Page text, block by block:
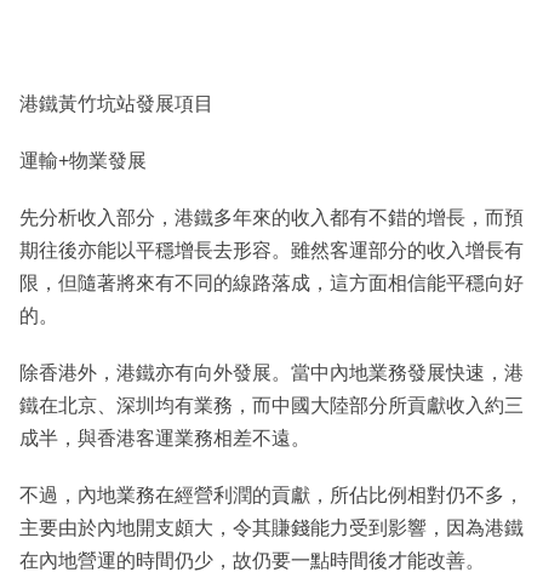
港鐵黃竹坑站發展項目
運輸+物業發展
先分析收入部分，港鐵多年來的收入都有不錯的增長，而預
期往後亦能以平穩增長去形容。雖然客運部分的收入增長有
限，但隨著將來有不同的線路落成，這方面相信能平穩向好
的。
除香港外，港鐵亦有向外發展。當中內地業務發展快速，港
鐵在北京、深圳均有業務，而中國大陸部分所貢獻收入約三
成半，與香港客運業務相差不遠。
不過，內地業務在經營利潤的貢獻，所佔比例相對仍不多，
主要由於內地開支頗大，令其賺錢能力受到影響，因為港鐵
在內地營運的時間仍少，故仍要一點時間後才能改善。